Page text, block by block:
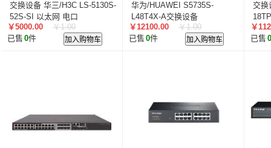
交换设备 华三/H3C LS-5130S-
52S-SI 以太网 电口
￥5000.00
￥1.00
已售 0件 加入购物车
华为/HUAWEI S5735S-
L48T4X-A交换设备
￥12100.00
￥1.00
已售 0件 加入购物车
交换
￥
已售 0